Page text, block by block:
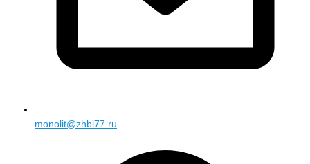
monolit@zhbi77.ru